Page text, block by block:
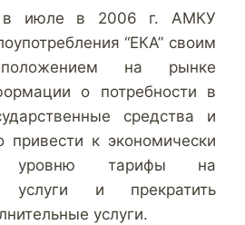
в июле в 2006 г. АМКУ
“ЕКА” своим
на рынке
о потребности в
средства и
привести к экономически
уровню тарифы на
услуги и прекратить
услуги.